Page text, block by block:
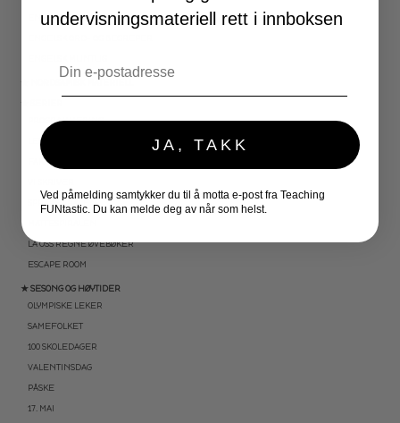
ENGELSK GRAMATIKK
PROGRAMMERING
LESEKORT FAKTA
FAKTASERIE LESING
SPRÅKSPIRALEN
LA OSS REGNE ØVEBØKER
ESCAPE ROOM
★ SESONG OG HØYTIDER
OLYMPISKE LEKER
SAMEFOLKET
100 SKOLEDAGER
VALENTINSDAG
PÅSKE
17. MAI
undervisningsmateriell rett i innboksen
JA, TAKK
Ved påmelding samtykker du til å motta e-post fra Teaching
FUNtastic. Du kan melde deg av når som helst.